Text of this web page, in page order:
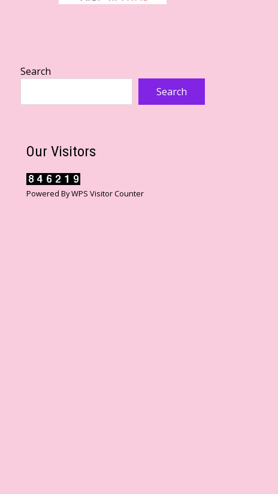
Search
Search
Our Visitors
Powered ByWPS Visitor Counter